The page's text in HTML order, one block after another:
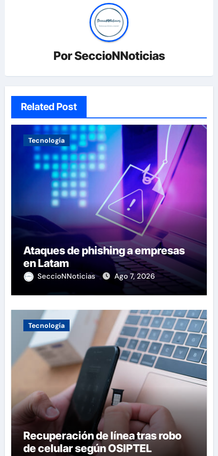
PorSeccioNNoticias
Related Post
Tecnología
Ataques de phishing a empresas
en Latam
SeccioNNoticias Ago 7, 2026
Tecnología
Recuperación de línea tras robo
de celular según OSIPTEL